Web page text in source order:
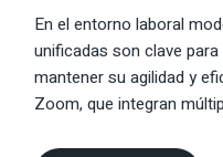
En el entorno laboral
unificadas son clave
mantener su agilidad y
Zoom, que integran